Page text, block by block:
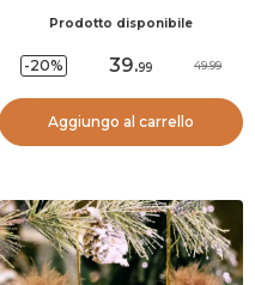
Prodotto disponibile
-20% 39.99 49.99
Aggiungo al carrello